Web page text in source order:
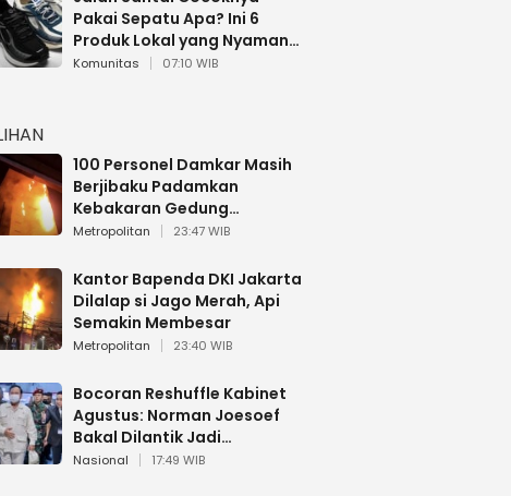
Pakai Sepatu Apa? Ini 6
Produk Lokal yang Nyaman
Buat 17 Agustusan
Komunitas 07:10 WIB
100 Personel Damkar Masih
Berjibaku Padamkan
Kebakaran Gedung
Bapenda DKI
Metropolitan 23:47 WIB
Kantor Bapenda DKI Jakarta
Dilalap si Jago Merah, Api
Semakin Membesar
Metropolitan 23:40 WIB
Bocoran Reshuffle Kabinet
Agustus: Norman Joesoef
Bakal Dilantik Jadi
Wamenhan RI
Nasional 17:49 WIB